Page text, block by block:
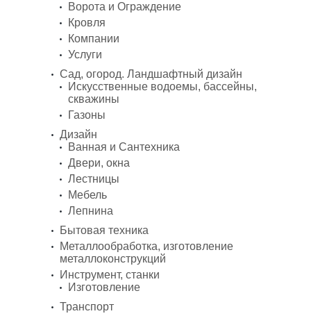
Ворота и Ограждение
Кровля
Компании
Услуги
Сад, огород. Ландшафтный дизайн
Искусственные водоемы, бассейны,
скважины
Газоны
Дизайн
Ванная и Сантехника
Двери, окна
Лестницы
Мебель
Лепнина
Бытовая техника
Металлообработка, изготовление
металлоконструкций
Инструмент, станки
Изготовление
Транспорт